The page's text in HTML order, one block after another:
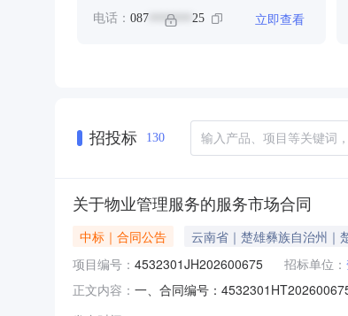
电话： 087 ******* 25 立即查看
招投标 130
关于物业管理服务的服务市场合同
中标｜合同公告 云南省｜楚雄彝族自治州｜
项目编号： 4532301JH202600675 招标单位：
正文内容： 一、合同编号：